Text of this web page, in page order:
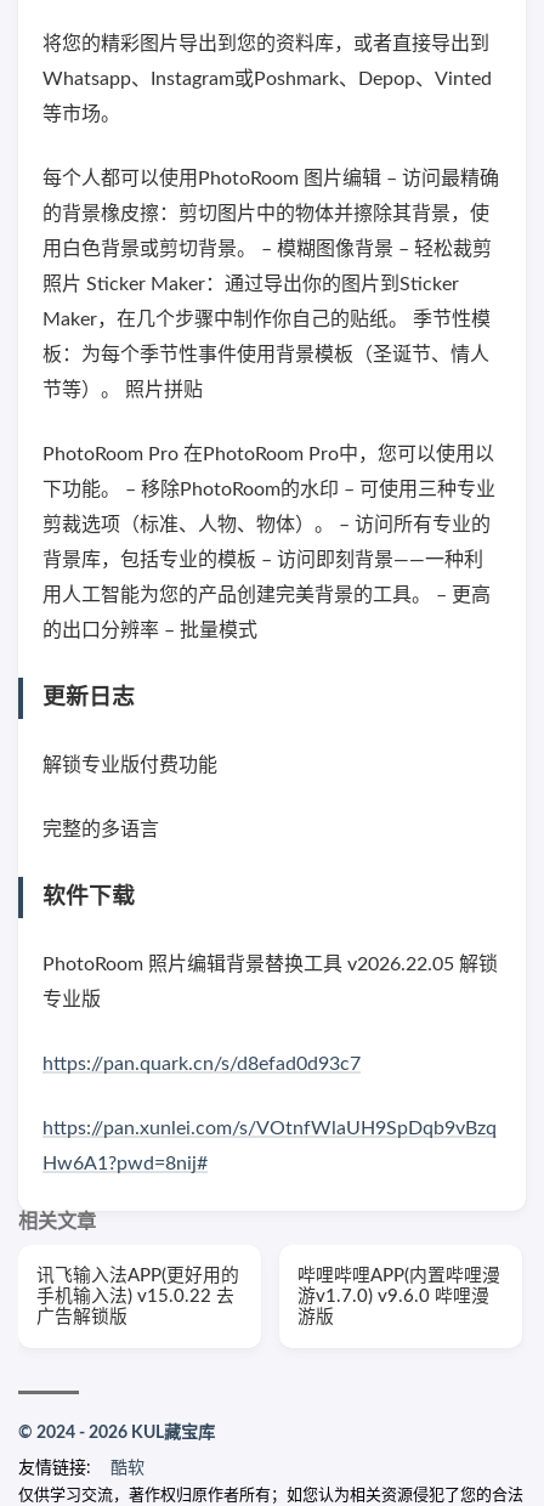
将您的精彩图片导出到您的资料库，或者直接导出到
Whatsapp、Instagram或Poshmark、Depop、Vinted
等市场。
每个人都可以使用PhotoRoom 图片编辑 – 访问最精确
的背景橡皮擦：剪切图片中的物体并擦除其背景，使
用白色背景或剪切背景。 – 模糊图像背景 – 轻松裁剪
照片 Sticker Maker：通过导出你的图片到Sticker
Maker，在几个步骤中制作你自己的贴纸。 季节性模
板：为每个季节性事件使用背景模板（圣诞节、情人
节等）。 照片拼贴
PhotoRoom Pro 在PhotoRoom Pro中，您可以使用以
下功能。 – 移除PhotoRoom的水印 – 可使用三种专业
剪裁选项（标准、人物、物体）。 – 访问所有专业的
背景库，包括专业的模板 – 访问即刻背景——一种利
用人工智能为您的产品创建完美背景的工具。 – 更高
的出口分辨率 – 批量模式
更新日志
解锁专业版付费功能
完整的多语言
软件下载
PhotoRoom 照片编辑背景替换工具 v2026.22.05 解锁
专业版
https://pan.quark.cn/s/d8efad0d93c7
https://pan.xunlei.com/s/VOtnfWlaUH9SpDqb9vBzq
Hw6A1?pwd=8nij#
相关文章
讯飞输入法APP(更好用的
手机输入法) v15.0.22 去
广告解锁版
哔哩哔哩APP(内置哔哩漫
游v1.7.0) v9.6.0 哔哩漫
游版
© 2024 - 2026 KUL藏宝库
友情链接: 酷软
仅供学习交流，著作权归原作者所有；如您认为相关资源侵犯了您的合法